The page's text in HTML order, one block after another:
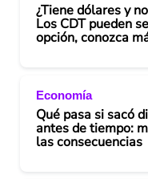
¿Tiene dólares y
Los CDT pueden
opción, conozca
Economía
Qué pasa si sacó
antes de tiempo:
las consecuencias